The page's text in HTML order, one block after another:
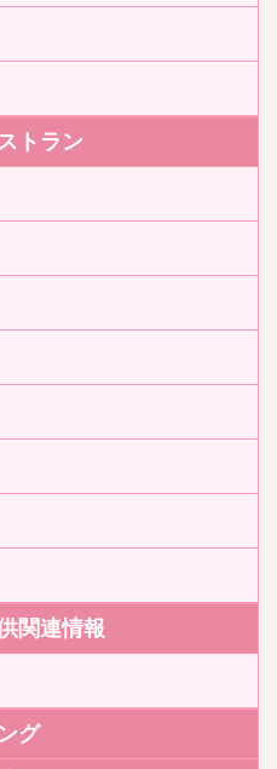
トラン
関連情報
グ